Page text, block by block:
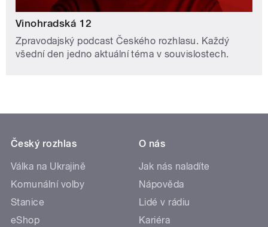
Vinohradská 12
Zpravodajský podcast Českého rozhlasu. Každý
všední den jedno aktuální téma v souvislostech.
Český rozhlas
Válka na Ukrajině
Komunální volby
Stanice
eShop
O nás
Jak nás naladíte
Nápověda
Lidé v rádiu
Kariéra